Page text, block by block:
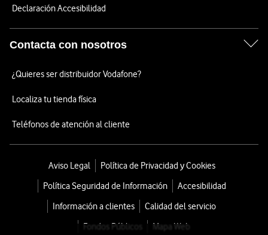
Declaración Accesibilidad
Contacta con nosotros
¿Quieres ser distribuidor Vodafone?
Localiza tu tienda física
Teléfonos de atención al cliente
Aviso Legal
Política de Privacidad y Cookies
Política Seguridad de Información
Accesibilidad
Información a clientes
Calidad del servicio
Fondos Públicos
Mapa Web